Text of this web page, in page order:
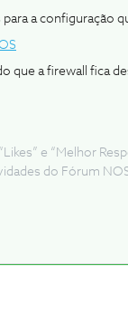
a configuração
que a firewall fica
e “Melhor
do Fórum